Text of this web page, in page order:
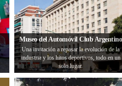
Museo del Automóvil Club Argentino
Una invitación a repasar la evolución de la
industria y los hitos deportivos, todo en un
solo lugar.